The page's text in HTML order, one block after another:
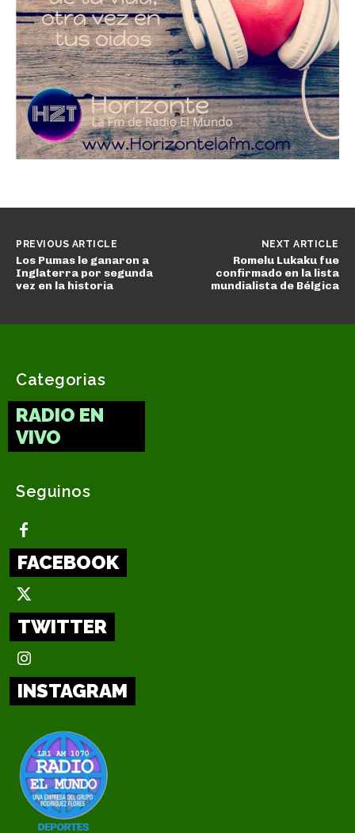
PREVIOUS ARTICLE
Los Pumas le ganaron a
Inglaterra por segunda
vez en la historia
NEXT ARTICLE
Romelu Lukaku fue
confirmado en la lista
mundialista de Bélgica
Categorias
RADIO EN
VIVO
Seguinos
FACEBOOK
TWITTER
INSTAGRAM